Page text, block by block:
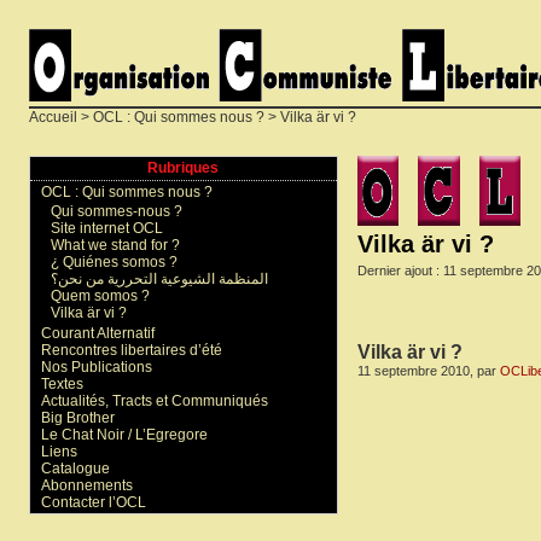
Accueil > OCL : Qui sommes nous ? > Vilka är vi ?
Vilka är vi ?
Dernier ajout : 11 septembre
Vilka är vi ?
11 septembre 2010, par
Rubriques
OCL : Qui sommes nous ?
Qui sommes-nous ?
Site internet OCL
What we stand for ?
¿ Quiénes somos ?
المنظمة الشيوعية التحررية من نحن؟
Quem somos ?
Vilka är vi ?
Courant Alternatif
Rencontres libertaires d’été
Nos Publications
Textes
Actualités, Tracts et Communiqués
Big Brother
Le Chat Noir / L’Egregore
Liens
Catalogue
Abonnements
Contacter l’OCL